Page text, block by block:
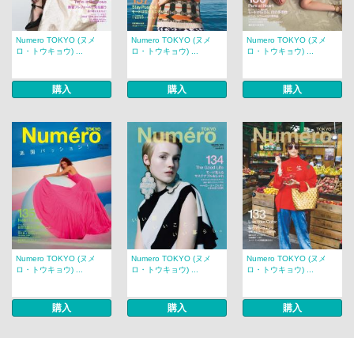
Numero TOKYO (ヌメ
ロ・トウキョウ) ...
購入
Numero TOKYO (ヌメ
ロ・トウキョウ) ...
購入
Numero TOKYO (ヌメ
ロ・トウキョウ) ...
購入
Numero TOKYO (ヌメ
ロ・トウキョウ) ...
購入
Numero TOKYO (ヌメ
ロ・トウキョウ) ...
購入
Numero TOKYO (ヌメ
ロ・トウキョウ) ...
購入